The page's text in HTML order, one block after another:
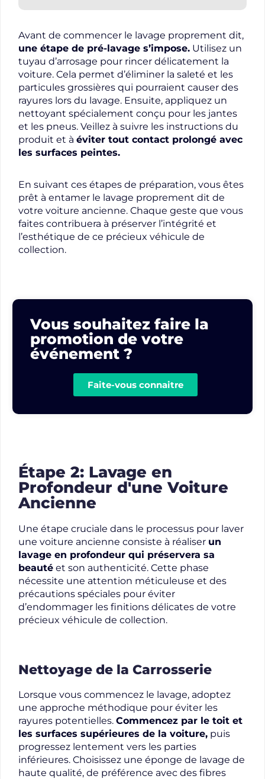
Avant de commencer le lavage proprement dit,
une étape de pré-lavage s’impose. Utilisez un
tuyau d’arrosage pour rincer délicatement la
voiture. Cela permet d’éliminer la saleté et les
particules grossières qui pourraient causer des
rayures lors du lavage. Ensuite, appliquez un
nettoyant spécialement conçu pour les jantes
et les pneus. Veillez à suivre les instructions du
produit et à éviter tout contact prolongé avec
les surfaces peintes.
En suivant ces étapes de préparation, vous êtes
prêt à entamer le lavage proprement dit de
votre voiture ancienne. Chaque geste que vous
faites contribuera à préserver l’intégrité et
l’esthétique de ce précieux véhicule de
collection.
Vous souhaitez faire la
promotion de votre
événement ?
Faite-vous connaitre
Étape 2: Lavage en
Profondeur d'une Voiture
Ancienne
Une étape cruciale dans le processus pour laver
une voiture ancienne consiste à réaliser un
lavage en profondeur qui préservera sa
beauté et son authenticité. Cette phase
nécessite une attention méticuleuse et des
précautions spéciales pour éviter
d’endommager les finitions délicates de votre
précieux véhicule de collection.
Nettoyage de la Carrosserie
Lorsque vous commencez le lavage, adoptez
une approche méthodique pour éviter les
rayures potentielles. Commencez par le toit et
les surfaces supérieures de la voiture, puis
progressez lentement vers les parties
inférieures. Choisissez une éponge de lavage de
haute qualité, de préférence avec des fibres